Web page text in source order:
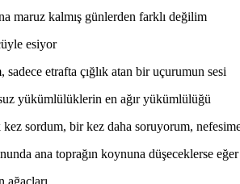
maruz kalmış günlerden farklı değilim
esiyor
etrafta çığlık atan bir uçurumun sesi
yükümlülüklerin en ağır yükümlülüğü
sordum, bir kez daha soruyorum,
ana toprağın koynuna düşeceklerse eğer
ağaçları.